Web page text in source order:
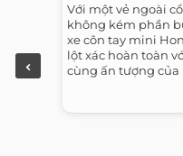
Với một vẻ ngoài
không kém phần
xe côn tay mini
lột xác hoàn toàn
cùng ấn tượng của